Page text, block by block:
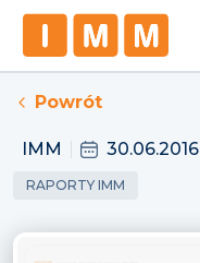
Powrót
IMM 30.06.2016
RAPORTY IMM